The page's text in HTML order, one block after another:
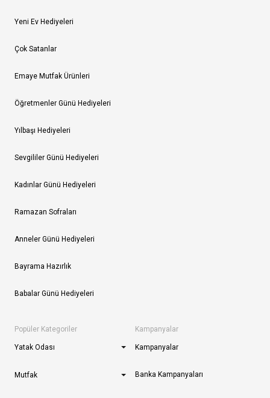
Yeni Ev Hediyeleri
Çok Satanlar
Emaye Mutfak Ürünleri
Öğretmenler Günü Hediyeleri
Yılbaşı Hediyeleri
Sevgililer Günü Hediyeleri
Kadınlar Günü Hediyeleri
Ramazan Sofraları
Anneler Günü Hediyeleri
Bayrama Hazırlık
Babalar Günü Hediyeleri
Popüler Kategoriler
Yatak Odası
Mutfak
Kampanyalar
Kampanyalar
Banka Kampanyaları